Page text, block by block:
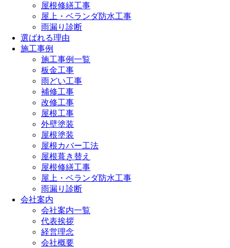
屋根修繕工事
屋上・ベランダ防水工事
雨漏り診断
選ばれる理由
施工事例
施工事例一覧
板金工事
雨どい工事
補修工事
改修工事
屋根工事
外壁塗装
屋根塗装
屋根カバー工法
屋根葺き替え
屋根修繕工事
屋上・ベランダ防水工事
雨漏り診断
会社案内
会社案内一覧
代表挨拶
経営理念
会社概要